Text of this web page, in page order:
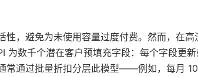
，避免为未使用容量过度付费。然而，在高
为数千个潜在客户预填充字段：每个字段更
常通过批量折扣分层此模型——例如，每月